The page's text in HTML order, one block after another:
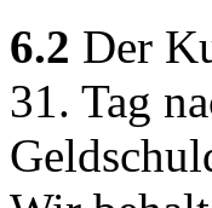
6.2 Der
31. Tag